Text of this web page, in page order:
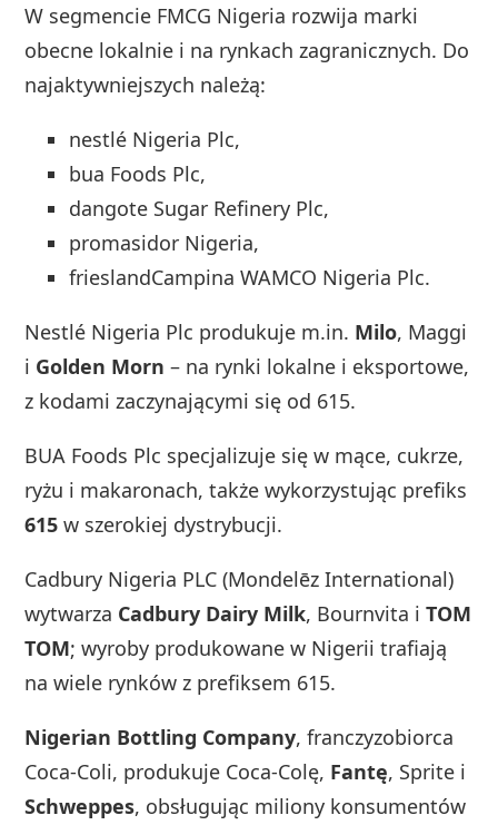
W segmencie FMCG Nigeria rozwija marki
obecne lokalnie i na rynkach zagranicznych. Do
najaktywniejszych należą:
nestlé Nigeria Plc,
bua Foods Plc,
dangote Sugar Refinery Plc,
promasidor Nigeria,
frieslandCampina WAMCO Nigeria Plc.
Nestlé Nigeria Plc produkuje m.in. Milo, Maggi
i Golden Morn – na rynki lokalne i eksportowe,
z kodami zaczynającymi się od 615.
BUA Foods Plc specjalizuje się w mące, cukrze,
ryżu i makaronach, także wykorzystując prefiks
615 w szerokiej dystrybucji.
Cadbury Nigeria PLC (Mondelēz International)
wytwarza Cadbury Dairy Milk, Bournvita iTOM
TOM; wyroby produkowane w Nigerii trafiają
na wiele rynków z prefiksem 615.
Nigerian Bottling Company, franczyzobiorca
Coca-Coli, produkuje Coca-Colę, Fantę, Sprite i
Schweppes, obsługując miliony konsumentów